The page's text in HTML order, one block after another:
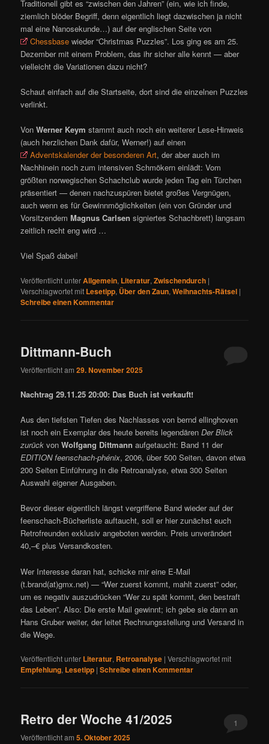
Traditionell gibt es “zwischen den Jahren” (ein, wie ich finde,
ziemlich blöder Begriff, denn eigentlich liegt dazwischen ja nicht
mal eine Nanosekunde…) auf der englischen Seite von
Chessbase wieder “Christmas Puzzles”. Los ging es am 25.
Dezember mit einem Problem, das ihr sicher alle kennt — aber
vielleicht die Variationen dazu nicht?
Schaut einfach auf die Startseite, dort sind die einzelnen Puzzles
verlinkt.
VonWerner Keym stammt auch noch ein weiterer Lese-Hinweis
(auch herzlichen Dank dafür, Werner!) auf einen
Adventskalender der besonderen Art, der aber auch im
Nachhinein noch zum intensiven Schmökern einlädt: Vom
größten norwegischen Schachclub wurde jeden Tag ein Türchen
präsentiert — denen nachzuspüren bietet großes Vergnügen,
auch wenn es für Gewinnmöglichkeiten (ein von Gründer und
VorsitzendemMagnus Carlsen signiertes Schachbrett) langsam
zeitlich recht eng wird …
Viel Spaß dabei!
Veröffentlicht unterAllgemein, Literatur,Zwischendurch |
Verschlagwortet mit Lesetipp, Über den Zaun,Weihnachts-Rätsel |
Schreibe einen Kommentar
Dittmann-Buch
Veröffentlicht am29. November 2025
Nachtrag 29.11.25 20:00: Das Buch ist verkauft!
Aus den tiefsten Tiefen des Nachlasses von bernd ellinghoven
ist noch ein Exemplar des heute bereits legendärenDer Blick
zurück vonWolfgang Dittmann aufgetaucht: Band 11 der
EDITION feenschach-phénix, 2006, über 500 Seiten, davon etwa
200 Seiten Einführung in die Retroanalyse, etwa 300 Seiten
Auswahl eigener Ausgaben.
Bevor dieser eigentlich längst vergriffene Band wieder auf der
feenschach-Bücherliste auftaucht, soll er hier zunächst euch
Retrofreunden exklusiv angeboten werden. Preis unverändert
40,–€ plus Versandkosten.
Wer Interesse daran hat, schicke mir eine E-Mail
(t.brand(at)gmx.net) — “Wer zuerst kommt, mahlt zuerst” oder,
um es negativ auszudrücken “Wer zu spät kommt, den bestraft
das Leben”. Also: Die erste Mail gewinnt; ich gebe sie dann an
Hans Gruber weiter, der leitet Rechnungsstellung und Versand in
die Wege.
Veröffentlicht unter Literatur, Retroanalyse |Verschlagwortet mit
Empfehlung, Lesetipp |Schreibe einen Kommentar
Retro der Woche 41/2025
Veröffentlicht am5. Oktober 2025
1